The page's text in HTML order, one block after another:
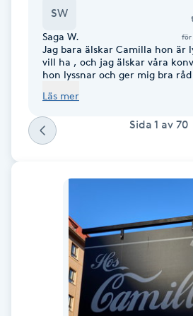
Fransk manikyr
Fransrengöring
Frekvensterapi
Friskvård
Funktionsanalys
SW
Saga W. för
Jag bara älskar Camilla hon är
vill ha , och jag älskar våra
hon lyssnar och ger mig bra
trevligt med henne, plus att hon
mitt hår💇🏼‍♀️💆🏼‍♀️
Läs mer
Sida 1 av 70